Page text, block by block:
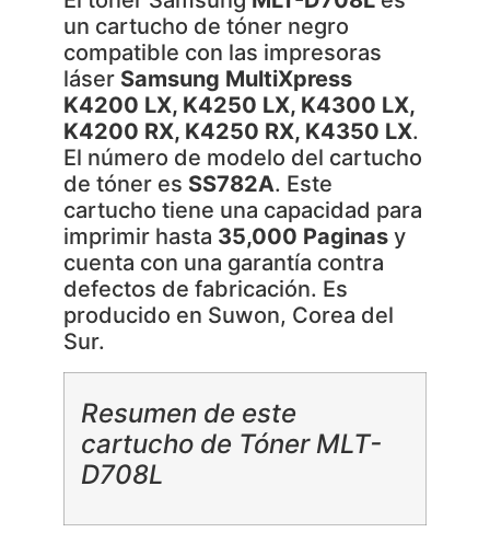
un cartucho de tóner negro
compatible con las impresoras
láser Samsung MultiXpress
K4200 LX, K4250 LX, K4300 LX,
K4200 RX, K4250 RX, K4350 LX.
El número de modelo del cartucho
de tóner es SS782A. Este
cartucho tiene una capacidad para
imprimir hasta 35,000 Paginas y
cuenta con una garantía contra
defectos de fabricación. Es
producido en Suwon, Corea del
Sur.
Resumen de este
cartucho de Tóner MLT-
D708L